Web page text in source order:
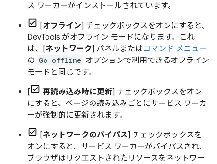
ス ワーカーがインストールされています。
[オフライン] チェックボックスをオンにすると、
DevTools がオフライン モードになります。これ
は、[ネットワーク] パネルまたはコマンド メニュー
の Go offline オプションで利用できるオフライン
モードと同じです。
[ 再読み込み時に更新] チェックボックスをオン
にすると、ページの読み込みごとにサービス ワーカ
ーが強制的に更新されます。
[ネットワークのバイパス] チェックボックスを
オンにすると、サービス ワーカーがバイパスされ、
ブラウザはリクエストされたリソースをネットワー